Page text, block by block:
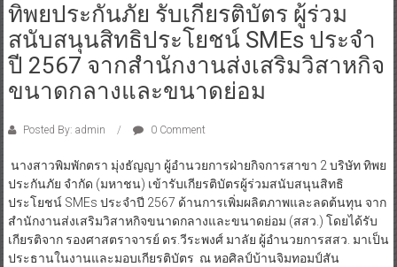
ทิพยประกันภัย รับเกียรติบัตร ผู้ร่วม
สนับสนุนสิทธิประโยชน์ SMEs ประจำ
ปี 2567 จากสำนักงานส่งเสริมวิสาหกิจ
ขนาดกลางและขนาดย่อม
Posted By: admin 0 Comment
นางสาวพิมพักตรา มุ่งธัญญา ผู้อำนวยการฝ่ายกิจการสาขา 2 บริษัท ทิพย
ประกันภัย จำกัด (มหาชน) เข้ารับเกียรติบัตรผู้ร่วมสนับสนุนสิทธิ
ประโยชน์ SMEs ประจำปี 2567 ด้านการเพิ่มผลิตภาพและลดต้นทุน จาก
สำนักงานส่งเสริมวิสาหกิจขนาดกลางและขนาดย่อม (สสว.) โดยได้รับ
เกียรติจาก รองศาสตราจารย์ ดร.วีระพงศ์ มาลัย ผู้อำนวยการสสว. มาเป็น
ประธานในงานและมอบเกียรติบัตร ณ หอศิลป์บ้านจิมทอมป์สัน